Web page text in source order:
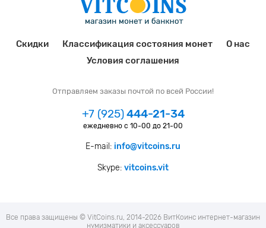
Скидки Классификация состояния монет
О нас
Условия соглашения
Отправляем заказы почтой по всей России!
+7 (925)444-21-34
ежедневно с 10-00 до 21-00
E-mail: info@vitcoins.ru
Skype: vitcoins.vit
Все права защищены © VitCoins.ru, 2014-2026 ВитКоинс интернет-магазин
нумизматики и аксессуаров